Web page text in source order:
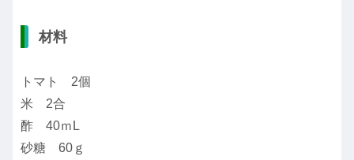
材料
トマト 2個
米 2合
酢 40ｍL
砂糖 60ｇ